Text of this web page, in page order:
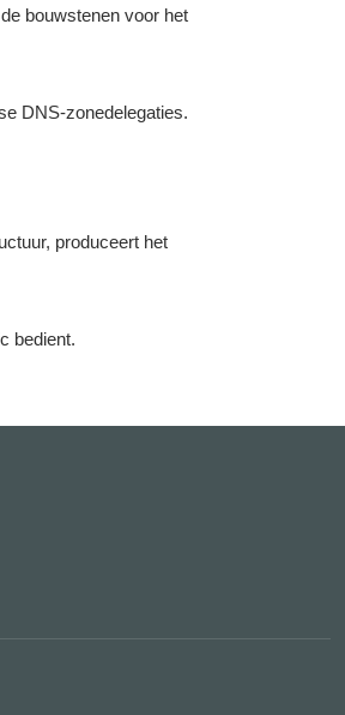
bouwstenen voor het
DNS-zonedelegaties.
produceert het
bedient.